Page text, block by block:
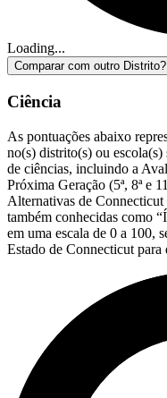
Loading...
Comparar com outro Distrito?
Ciência
As pontuações abaixo
no(s) distrito(s) ou escola(s)
de ciências, incluindo a
Próxima Geração (5ª, 8ª e
Alternativas de Connecticut
também conhecidas como
em uma escala de 0 a 100,
Estado de Connecticut para